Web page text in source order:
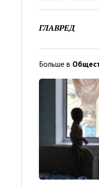
ГЛАВРЕД
Больше в